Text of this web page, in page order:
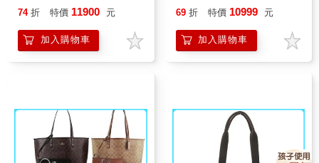
74 折 特價 11900 元
加入購物車
69 折 特價 10999 元
加入購物車